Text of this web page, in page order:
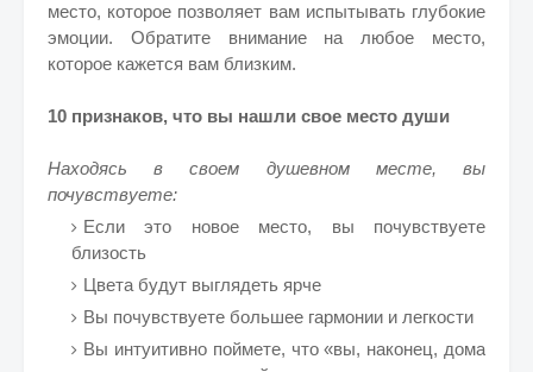
место, которое позволяет вам испытывать глубокие
эмоции. Обратите внимание на любое место,
которое кажется вам близким.
10 признаков, что вы нашли свое место души
Находясь в своем душевном месте, вы
почувствуете:
Если это новое место, вы почувствуете
близость
Цвета будут выглядеть ярче
Вы почувствуете большее гармонии и легкости
Вы интуитивно поймете, что «вы, наконец, дома